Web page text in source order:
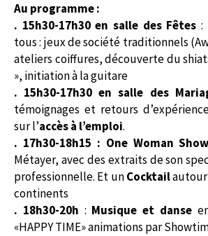
Au programme :
. 15h30-17h30 en salle des Fêtes :
tous : jeux de société traditionnels
ateliers coiffures, découverte du
», initiation à la guitare
. 15h30-17h30 en salle des
témoignages et retours
sur l’accès à l’emploi.
. 17h30-18h15 : One Woman Show
Métayer, avec des extraits de son
professionnelle. Et unCocktailautour
continents
. 18h30-20h : Musique et danse
«HAPPY TIME» animations par